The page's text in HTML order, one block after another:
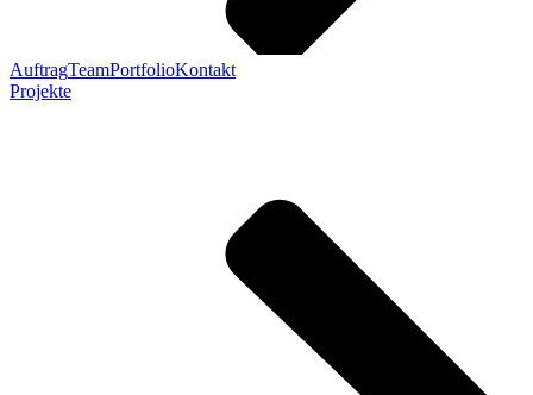
AuftragTeamPortfolioKontakt
Projekte